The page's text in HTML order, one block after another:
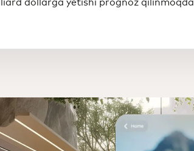
dollarga yetishi prognoz qilinmoqda